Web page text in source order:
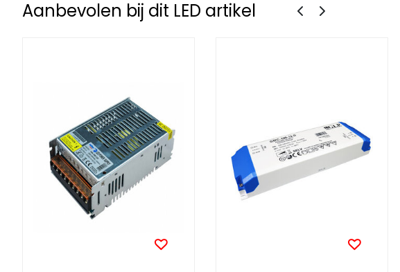
Aanbevolen bij dit LED artikel